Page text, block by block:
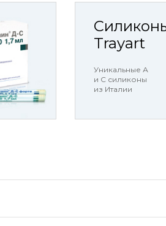
Trayart
Уникальные А
и С силиконы
из Италии